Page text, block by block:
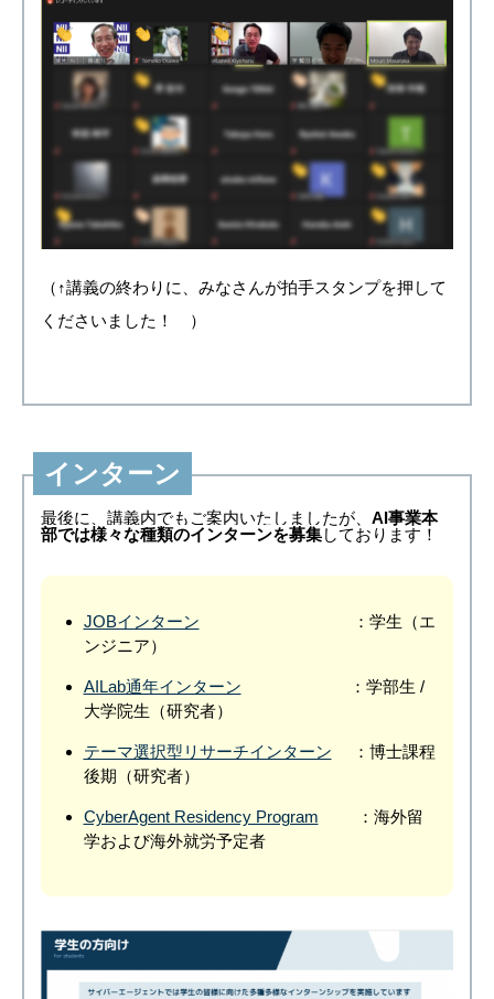
（↑講義の終わりに、みなさんが拍手スタンプを押して
くださいました！ ）
インターン
最後に、講義内でもご案内いたしましたが、 AI事業本
部では様々な種類のインターンを募集しております！
JOBインターン ：学生（エ
ンジニア）
AILab通年インターン ：学部生 /
大学院生（研究者）
テーマ選択型リサーチインターン ：博士課程
後期（研究者）
CyberAgent Residency Program ： 海外留
学および海外就労予定者